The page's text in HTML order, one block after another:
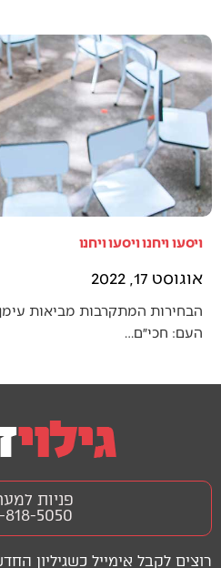
ויסעו ויחנו ויסעו ויחנו
אוגוסט 17, 2022
הבחירות המתקרבות מביאות
העם: חכי״ם…
רוצים לקבל אימייל כשגיליון
פניות
818-5050